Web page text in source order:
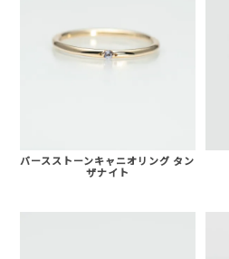
バースストーンキャニオリング タン
ザナイト